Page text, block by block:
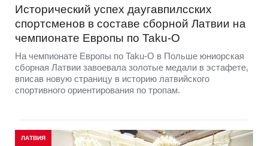
Исторический успех даугавпилсских
спортсменов в составе сборной Латвии на
чемпионате Европы по Taku-O
На чемпионате Европы по Taku-O в Польше юниорская
сборная Латвии завоевала золотые медали в эстафете,
вписав новую страницу в историю латвийского
спортивного ориентирования по тропам.
ЛАТВИЯ